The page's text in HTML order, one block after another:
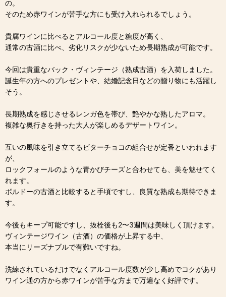
の。
そのため赤ワインが苦手な方にも受け入れられるでしょう。
貴腐ワインに比べるとアルコール度と糖度が高く、
通常の古酒に比べ、劣化リスクが少ないため長期熟成が可能です。
今回は貴重なバック・ヴィンテージ（熟成古酒）を入荷しました。
誕生年の方へのプレゼントや、結婚記念日などの贈り物にも活躍し
そう。
長期熟成を感じさせるレンガ色を帯び、艶やかな熟したアロマ。
複雑な奥行きを持った大人が楽しめるデザートワイン。
互いの風味を引き立てるビターチョコの組合せが定番といわれます
が、
ロックフォールのような青かびチーズと合わせても、美を魅せてく
れます。
ボルドーの古酒と比較すると手頃ですし、良質な熟成も期待できま
す。
今後もキープ可能ですし、抜栓後も2〜3週間は美味しく頂けます。
ヴィンテージワイン（古酒）の価格が上昇する中、
本当にリーズナブルで有難いですね。
洗練されているだけでなくアルコール度数が少し高めでコクがあり
ワイン通の方から赤ワインが苦手な方まで万遍なく好評です。